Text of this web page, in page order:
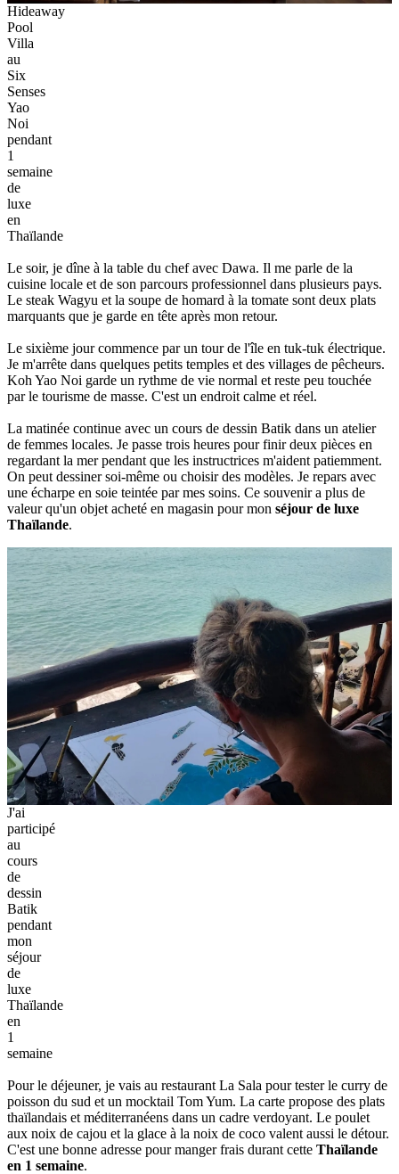
Hideaway
Pool
Villa
au
Six
Senses
Yao
Noi
pendant
1
semaine
de
luxe
en
Thaïlande
Le soir, je dîne à la table du chef avec Dawa. Il me parle de la
cuisine locale et de son parcours professionnel dans plusieurs pays.
Le steak Wagyu et la soupe de homard à la tomate sont deux plats
marquants que je garde en tête après mon retour.
Le sixième jour commence par un tour de l'île en tuk-tuk électrique.
Je m'arrête dans quelques petits temples et des villages de pêcheurs.
Koh Yao Noi garde un rythme de vie normal et reste peu touchée
par le tourisme de masse. C'est un endroit calme et réel.
La matinée continue avec un cours de dessin Batik dans un atelier
de femmes locales. Je passe trois heures pour finir deux pièces en
regardant la mer pendant que les instructrices m'aident patiemment.
On peut dessiner soi-même ou choisir des modèles. Je repars avec
une écharpe en soie teintée par mes soins. Ce souvenir a plus de
valeur qu'un objet acheté en magasin pour mon séjour de luxe
Thaïlande.
J'ai
participé
au
cours
de
dessin
Batik
pendant
mon
séjour
de
luxe
Thaïlande
en
1
semaine
Pour le déjeuner, je vais au restaurant La Sala pour tester le curry de
poisson du sud et un mocktail Tom Yum. La carte propose des plats
thaïlandais et méditerranéens dans un cadre verdoyant. Le poulet
aux noix de cajou et la glace à la noix de coco valent aussi le détour.
C'est une bonne adresse pour manger frais durant cette Thaïlande
en 1 semaine.